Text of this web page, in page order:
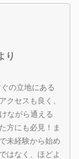
り
の立地にある
クセスも良く、
ながら通える
方にも必見！ま
未経験から始め
はなく、ほどよ